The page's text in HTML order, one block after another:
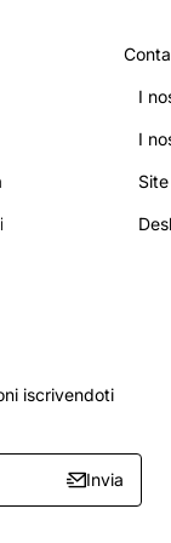
I
I
iscrivendoti
Invia